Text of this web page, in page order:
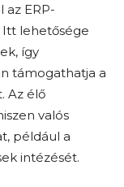
az ERP-
lehetősége
így
támogathatja a
Az élő
valós
például a
intézését.